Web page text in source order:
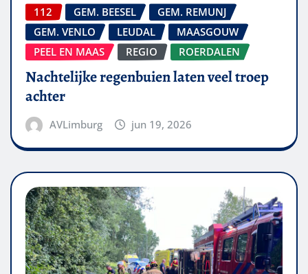
112 GEM. BEESEL
GEM. REMUNJ
GEM. VENLO
LEUDAL
MAASGOUW
PEEL EN MAAS
REGIO ROERDALEN
Nachtelijke regenbuien laten veel troep
achter
AVLimburg jun 19, 2026